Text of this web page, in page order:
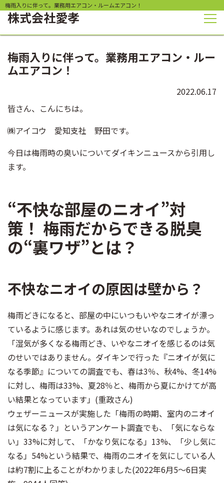
梅雨入りに伴って。業務用エアコン・ルームエアコン！
株式会社愛孝
梅雨入りに伴って。業務用エアコン・ルー
ムエアコン！
2022.06.17
皆さん、こんにちは。
㈱アイコウ 愛知支社 野田です。
今日は梅雨時の臭いについてダイキンニュースから引用し
ます。
“不快な部屋のニオイ”対
策！ 梅雨だからできる脱臭
の“裏ワザ”とは？
不快なニオイの原因は壁から？
梅雨どきになると、部屋の中にいつもいやなニオイが漂っ
ているように感じます。あれは気のせいなのでしょうか。
「湿気が多くなる梅雨どき、いやなニオイを感じるのは気
のせいではありません。ダイキンで行った『ニオイが気に
なる季節』についての調査でも、春は3％、秋4%、冬14%
に対し、梅雨は33%、夏28％と、梅雨から夏にかけてが高
い結果となっています」(重政さん)
ウェザーニュースが実施した「梅雨の時期、室内のニオイ
は気になる？」というアンケート調査でも、「気にならな
い」33%に対して、「かなり気になる」13%、「少し気に
なる」54%という結果で、梅雨のニオイを気にしている人
は約7割に上ることがわかりました(2022年6月5〜6日実